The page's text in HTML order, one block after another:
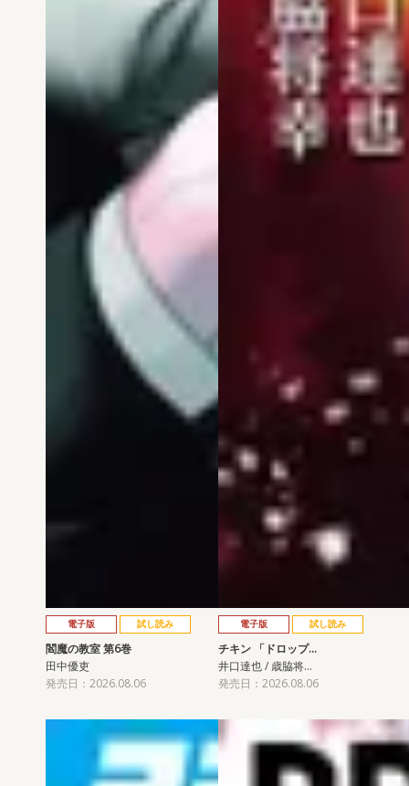
電子版 試し読み
閻魔の教室 第6巻
田中優吏
発売日：2026.08.06
電子版 試し読み
チキン 「ドロップ…
井口達也 / 歳脇将…
発売日：2026.08.06